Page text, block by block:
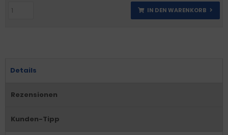
IN DEN WARENKORB
Details
Rezensionen
Kunden-Tipp